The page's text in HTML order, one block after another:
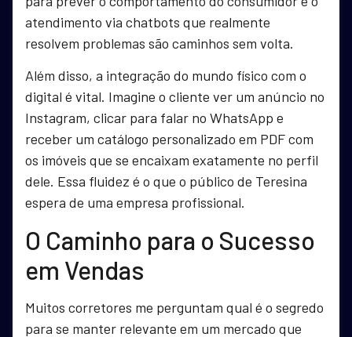
atendimento via chatbots que realmente
resolvem problemas são caminhos sem volta.
Além disso, a integração do mundo físico com o
digital é vital. Imagine o cliente ver um anúncio no
Instagram, clicar para falar no WhatsApp e
receber um catálogo personalizado em PDF com
os imóveis que se encaixam exatamente no perfil
dele. Essa fluidez é o que o público de Teresina
espera de uma empresa profissional.
O Caminho para o Sucesso
em Vendas
Muitos corretores me perguntam qual é o segredo
para se manter relevante em um mercado que